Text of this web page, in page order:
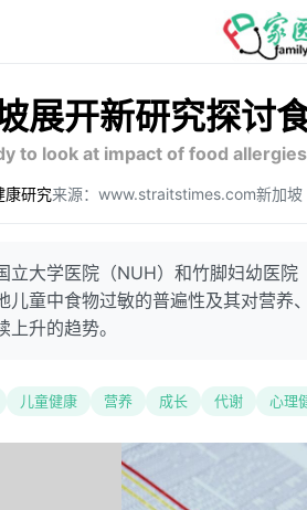
展开新研究探讨
to look at impact of food
康研究来源：www.straitstimes.com新加
立大学医院（NUH）和竹脚妇幼医
儿童中食物过敏的普遍性及其对营养
上升的趋势。
儿童健康 营养 成长 代谢 心理